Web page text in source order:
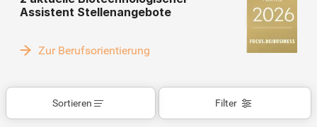
Assistent Stellenangebote
Zur Berufsorientierung
Filter
Sortieren